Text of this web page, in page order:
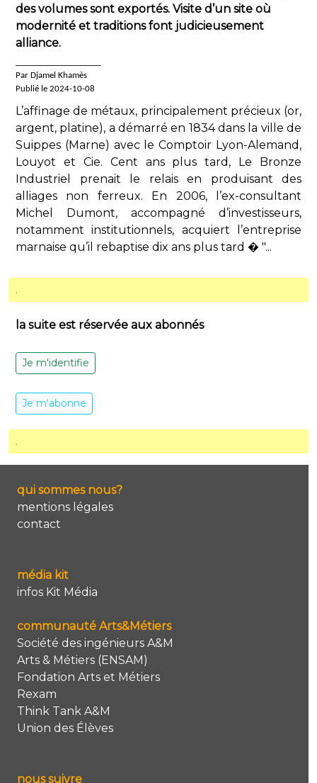
des volumes sont exportés. Visite d’un site où
modernité et traditions font judicieusement
alliance.
Par Djamel Khamès
Publié le 2024-10-08
L’affinage de métaux, principalement précieux (or,
argent, platine), a démarré en 1834 dans la ville de
Suippes (Marne) avec le Comptoir Lyon-Alemand,
Louyot et Cie. Cent ans plus tard, Le Bronze
Industriel prenait le relais en produisant des
alliages non ferreux. En 2006, l’ex-consultant
Michel Dumont, accompagné d’investisseurs,
notamment institutionnels, acquiert l’entreprise
marnaise qu’il rebaptise dix ans plus tard � "...
.
la suite est réservée aux abonnés
Je m'identifie
Je m'abonne
.
qui sommes nous?
mentions légales
contact
média kit
infos Kit Média
communauté Arts&Métiers
Société des ingénieurs A&M
Arts & Métiers (ENSAM)
Fondation Arts et Métiers
Rexam
Think Tank A&M
Union des Élèves
nous suivre